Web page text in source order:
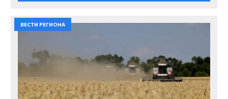
ВЕСТИ РЕГИОНА